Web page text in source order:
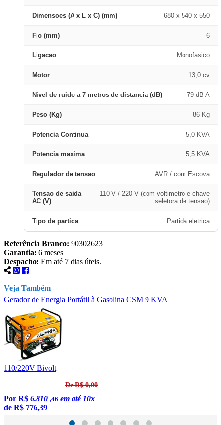
Dimensoes (A x L x C) (mm) 680 x 540 x 550
Fio (mm) 6
Ligacao Monofasico
Motor 13,0 cv
Nivel de ruido a 7 metros de distancia (dB) 79 dB A
Peso (Kg) 86 Kg
Potencia Continua 5,0 KVA
Potencia maxima 5,5 KVA
Regulador de tensao AVR / com Escova
Tensao de saida
AC (V)
110 V / 220 V (com voltimetro e chave
seletora de tensao)
Tipo de partida Partida eletrica
Referência Branco: 90302623
Garantia: 6 meses
Despacho: Em até 7 dias úteis.
Veja Também
Gerador de Energia Portátil à Gasolina CSM 9 KVA
110/220V Bivolt
De R$ 0,00
Por R$ 6.810 ,46 em até 10x
de R$ 776,39